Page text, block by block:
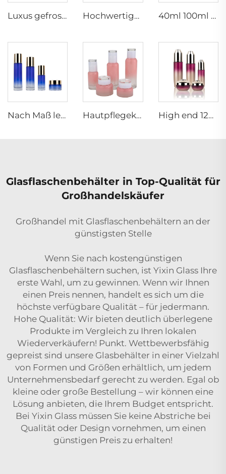
Luxus gefroster Gradient-Glas-Hautpflege-Verpackungsset 40ml 100ml 120ml Kosmetikbehälter Glas-Lotionsflasche mit Pumpe Hochwertige Gradientenglasflasche Großhandel Dose und Flaschensatz für Kosmetika Luxusleerer Kosmetikbehälersatz Hautpflege 40ml 100ml 120ml 30g 50g Benutzerdefiniertes leeres quadratisches Cremetiegel Hautpflegebehälter Serum Glas Kosmetikverpackungsflaschen Satz
Nach Maß leere Hautpflege Lotion Serum Öl Gesichtsemulsion Pumpe Spray Flaschen Creme Dose Luxus Glas Kosmetikbehälter Verpackung Set Hautpflegekosmetik Glasverpackungsbehälterhersteller LLNEGE gleicher Stilfamilie Kosmetikglasflaschensatz High end 120ml 100ml 60ml 50g 30g leere kosmetische Gesichtslotion-Creme-Glasflasche Glasdose Verpackungssatz mit Pumpe
Glasflaschenbehälter in Top-Qualität für
Großhandelskäufer
Großhandel mit Glasflaschenbehältern an der
günstigsten Stelle
Wenn Sie nach kostengünstigen
Glasflaschenbehältern suchen, ist Yixin Glass Ihre
erste Wahl, um zu gewinnen. Wenn wir Ihnen
einen Preis nennen, handelt es sich um die
höchste verfügbare Qualität – für jedermann.
Hohe Qualität: Wir bieten deutlich überlegene
Produkte im Vergleich zu Ihren lokalen
Wiederverkäufern! Punkt. Wettbewerbsfähig
gepreist sind unsere Glasbehälter in einer Vielzahl
von Formen und Größen erhältlich, um jedem
Unternehmensbedarf gerecht zu werden. Egal ob
kleine oder große Bestellung – wir können eine
Lösung anbieten, die Ihrem Budget entspricht.
Bei Yixin Glass müssen Sie keine Abstriche bei
Qualität oder Design vornehmen, um einen
günstigen Preis zu erhalten!